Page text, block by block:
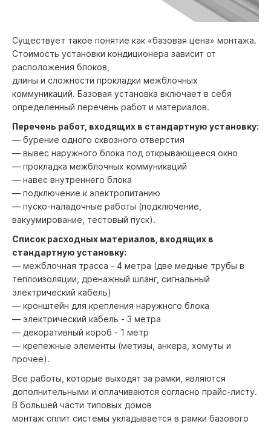
Существует такое понятие как «базовая цена» монтажа.
Стоимость установки кондиционера зависит от
расположения блоков,
длины и сложности прокладки межблочных
коммуникаций. Базовая установка включает в себя
определенный перечень работ и материалов.
Перечень работ, входящих в стандартную установку:
— бурение одного сквозного отверстия
— вывес наружного блока под открывающееся окно
— прокладка межблочных коммуникаций
— навес внутреннего блока
— подключение к электропитанию
— пуско-наладочные работы (подключение,
вакуумирование, тестовый пуск).
Список расходных материалов, входящих в
стандартную установку:
— межблочная трасса - 4 метра (две медные трубы в
теплоизоляции, дренажный шланг, сигнальный
электрический кабель)
— кронштейн для крепления наружного блока
— электрический кабель - 3 метра
— декоративный короб - 1 метр
— крепежные элементы (метизы, анкера, хомуты и
прочее).
Все работы, которые выходят за рамки, являются
дополнительными и оплачиваются согласно прайс-листу.
В большей части типовых домов
монтаж сплит системы укладывается в рамки базового